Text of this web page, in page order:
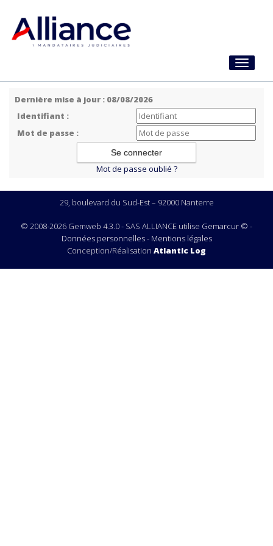
Toggle
Dernière mise à jour : 08/08/2026
Identifiant :
Mot de passe :
Mot de passe oublié ?
29, boulevard du Sud-Est – 92000 Nanterre
© 2008-2026 Gemweb 4.3.0 - SAS ALLIANCE utilise Gemarcur © -
Données personnelles- Mentions légales
Conception/Réalisation Atlantic Log